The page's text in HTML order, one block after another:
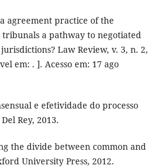
agreement practice of the
a pathway to negotiated
Law Review, v. 3, n. 2,
em: . ]. Acesso em: 17 ago
e efetividade do processo
Rey, 2013.
the divide between common and
University Press, 2012.